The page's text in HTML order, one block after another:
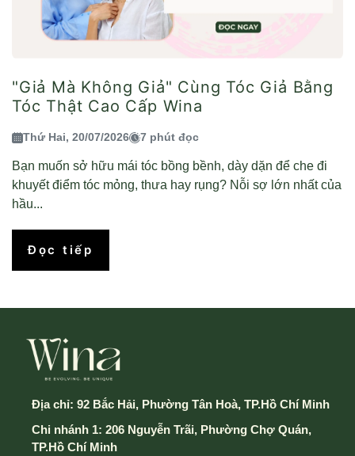
"Giả Mà Không Giả" Cùng Tóc Giả Bằng
Tóc Thật Cao Cấp Wina
Thứ Hai, 20/07/2026 7 phút đọc
Bạn muốn sở hữu mái tóc bồng bềnh, dày dặn để che đi
khuyết điểm tóc mỏng, thưa hay rụng? Nỗi sợ lớn nhất của
hầu...
Đọc tiếp
Địa chỉ: 92 Bắc Hải, Phường Tân Hoà, TP.Hồ Chí Minh
Chi nhánh 1: 206 Nguyễn Trãi, Phường Chợ Quán,
TP.Hồ Chí Minh